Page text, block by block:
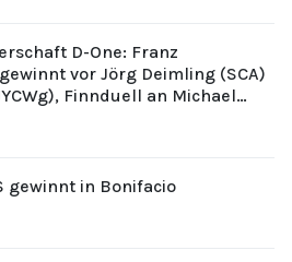
D-One: Franz
vor Jörg Deimling (SCA)
Finnduell an Michael
gewinnt in Bonifacio